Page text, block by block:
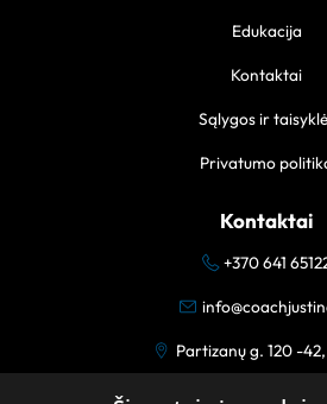
Edukacija
Kontaktai
Sąlygos ir
Privatumo
Kontaktai
+370 641
Partizanų g. 120 -